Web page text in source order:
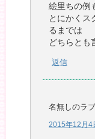
絵里ちの例
とにかくス
るまでは
どちらとも
返信
名無しのラ
2015年12月4